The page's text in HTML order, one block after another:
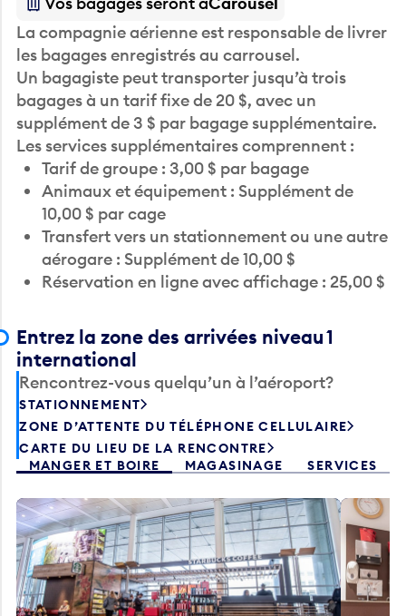
La compagnie aérienne est responsable de livrer
les bagages enregistrés au carrousel.
Un bagagiste peut transporter jusqu’à trois
bagages à un tarif fixe de 20 $, avec un
supplément de 3 $ par bagage supplémentaire.
Les services supplémentaires comprennent :
Tarif de groupe : 3,00 $ par bagage
Animaux et équipement : Supplément de
10,00 $ par cage
Transfert vers un stationnement ou une autre
aérogare : Supplément de 10,00 $
Réservation en ligne avec affichage : 25,00 $
international
Rencontrez-vous quelqu’un à l’aéroport?
STATIONNEMENT
ZONE D’ATTENTE DU TÉLÉPHONE CELLULAIRE
CARTE DU LIEU DE LA RENCONTRE
MANGER ET BOIRE
MAGASINAGE